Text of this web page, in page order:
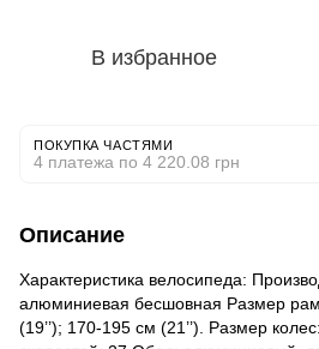
В избранное
ПОКУПКА ЧАСТЯМИ
4 платежа по 4 220.08 грн
Описание
Характеристика велосипеда:
алюминиевая бесшовная Размер
(19’’); 170-195 см (21’’). Размер